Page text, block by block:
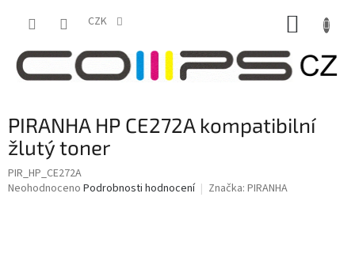
CZK
PIRANHA HP CE272A kompatibilní
žlutý toner
PIR_HP_CE272A
Průměrné
Neohodnoceno Podrobnosti hodnocení Značka: PIRANHA